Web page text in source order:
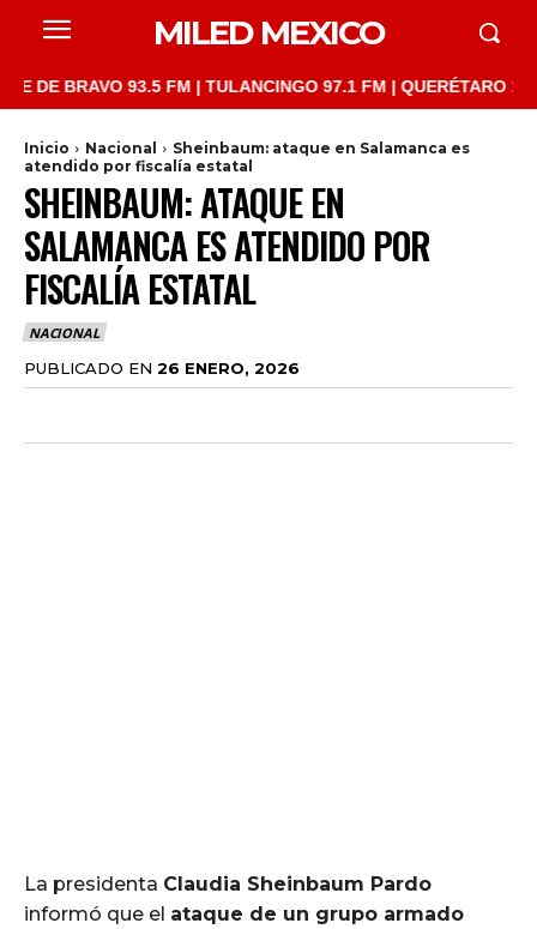
MILED MEXICO
93.5 FM | TULANCINGO 97.1 FM | QUERÉTARO 103.1
Inicio Nacional
Sheinbaum: ataque en Salamanca es
atendido por fiscalía estatal
SHEINBAUM: ATAQUE EN
SALAMANCA ES ATENDIDO POR
FISCALÍA ESTATAL
NACIONAL
PUBLICADO EN 26 ENERO, 2026
La presidenta Claudia Sheinbaum Pardo
informó que el ataque de un grupo armado